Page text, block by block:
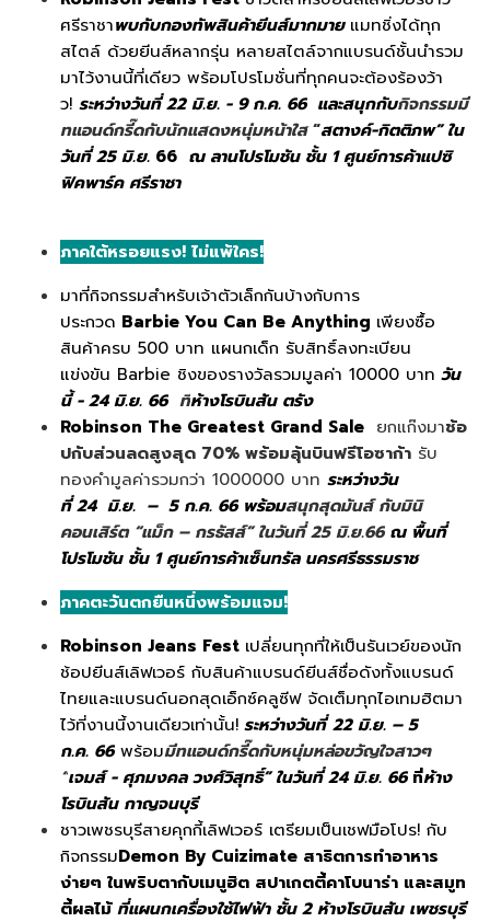
ศรีราชาพบกับกองทัพสินค้ายีนส์มากมาย แมทชิ่งได้ทุก
สไตล์ ด้วยยีนส์หลากรุ่น หลายสไตล์จากแบรนด์ชั้นนำรวม
มาไว้งานนี้ที่เดียว พร้อมโปรโมชั่นที่ทุกคนจะต้องร้องว้า
ว! ระหว่างวันที่ 22 มิ.ย. - 9 ก.ค. 66 และสนุกกับกิจกรรมมี
ทแอนด์กรี๊ดกับนักแสดงหนุ่มหน้าใส“สตางค์-กิตติภพ” ใน
วันที่ 25 มิ.ย. 66 ณ ลานโปรโมชัน ชั้น 1 ศูนย์การค้าแปซิ
ฟิคพาร์ค ศรีราชา
ภาคใต้หรอยแรง! ไม่แพ้ใคร!
มาที่กิจกรรมสำหรับเจ้าตัวเล็กกันบ้างกับการ
ประกวด Barbie You Can Be Anything เพียงซื้อ
สินค้าครบ 500 บาท แผนกเด็ก รับสิทธิ์ลงทะเบียน
แข่งขัน Barbie ชิงของรางวัลรวมมูลค่า 10000 บาท วัน
นี้ - 24 มิ.ย. 66 ที่ห้างโรบินสัน ตรัง
Robinson The Greatest Grand Sale ยกแก๊งมาช้อ
ปกับส่วนลดสูงสุด 70% พร้อมลุ้นบินฟรีโอซาก้า รับ
ทองคำมูลค่ารวมกว่า 1000000 บาท ระหว่างวัน
ที่ 24 มิ.ย. – 5 ก.ค. 66 พร้อมสนุกสุดมันส์ กับมินิ
คอนเสิร์ต “แม็ก – กรธัสส์” ในวันที่ 25 มิ.ย.66 ณ พื้นที่
โปรโมชัน ชั้น 1 ศูนย์การค้าเซ็นทรัล นครศรีธรรมราช
ภาคตะวันตกยืนหนึ่งพร้อมแจม!
Robinson Jeans Fest เปลี่ยนทุกที่ให้เป็นรันเวย์ของนัก
ช้อปยีนส์เลิฟเวอร์ กับสินค้าแบรนด์ยีนส์ชื่อดังทั้งแบรนด์
ไทยและแบรนด์นอกสุดเอ็กซ์คลูซีฟ จัดเต็มทุกไอเทมฮิตมา
ไว้ที่งานนี้งานเดียวเท่านั้น! ระหว่างวันที่ 22 มิ.ย. – 5
ก.ค. 66 พร้อมมีทแอนด์กรี๊ดกับหนุ่มหล่อขวัญใจสาวๆ
“เจมส์ - ศุภมงคล วงศ์วิสุทธิ์” ในวันที่ 24 มิ.ย. 66ที่ห้าง
โรบินสัน กาญจนบุรี
ชาวเพชรบุรีสายคุกกี้เลิฟเวอร์ เตรียมเป็นเชฟมือโปร! กับ
กิจกรรมDemon By Cuizimate สาธิตการทำอาหาร
ง่ายๆ ในพริบตากับเมนูฮิต สปาเกตตี้คาโบนาร่า และสมูท
ตี้ผลไม้ที่แผนกเครื่องใช้ไฟฟ้า ชั้น 2 ห้างโรบินสัน เพชรบุรี